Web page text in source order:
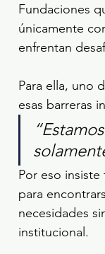
Fundaciones
únicamente
enfrentan
Para ella, uno
esas barreras
Por eso
para
necesidades
institucional.